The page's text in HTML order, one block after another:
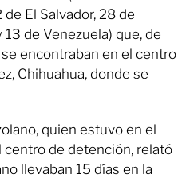
de El Salvador, 28 de
de Venezuela) que, de
encontraban en el centro
Chihuahua, donde se
quien estuvo en el
de detención, relató
llevaban 15 días en la